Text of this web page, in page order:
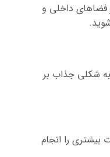
فضاهای داخلی و
به شکلی جذاب بر
بیشتری را انجام